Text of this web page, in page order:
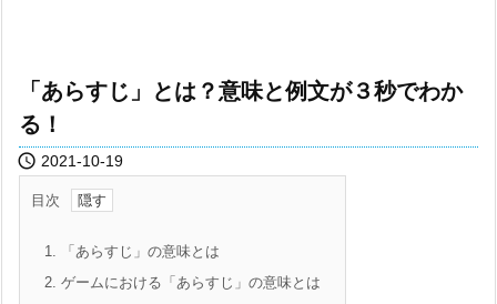
「あらすじ」とは？意味と例文が３秒でわか
る！
 2021-10-19
目次
1. 「あらすじ」の意味とは
2. ゲームにおける「あらすじ」の意味とは